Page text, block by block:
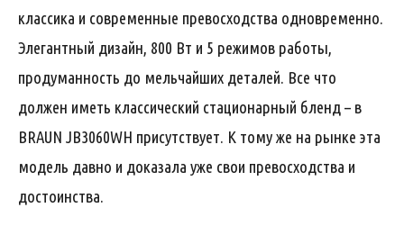
классика и современные превосходства одновременно.
Элегантный дизайн, 800 Вт и 5 режимов работы,
продуманность до мельчайших деталей. Все что
должен иметь классический стационарный бленд – в
BRAUN JB3060WH присутствует. К тому же на рынке эта
модель давно и доказала уже свои превосходства и
достоинства.